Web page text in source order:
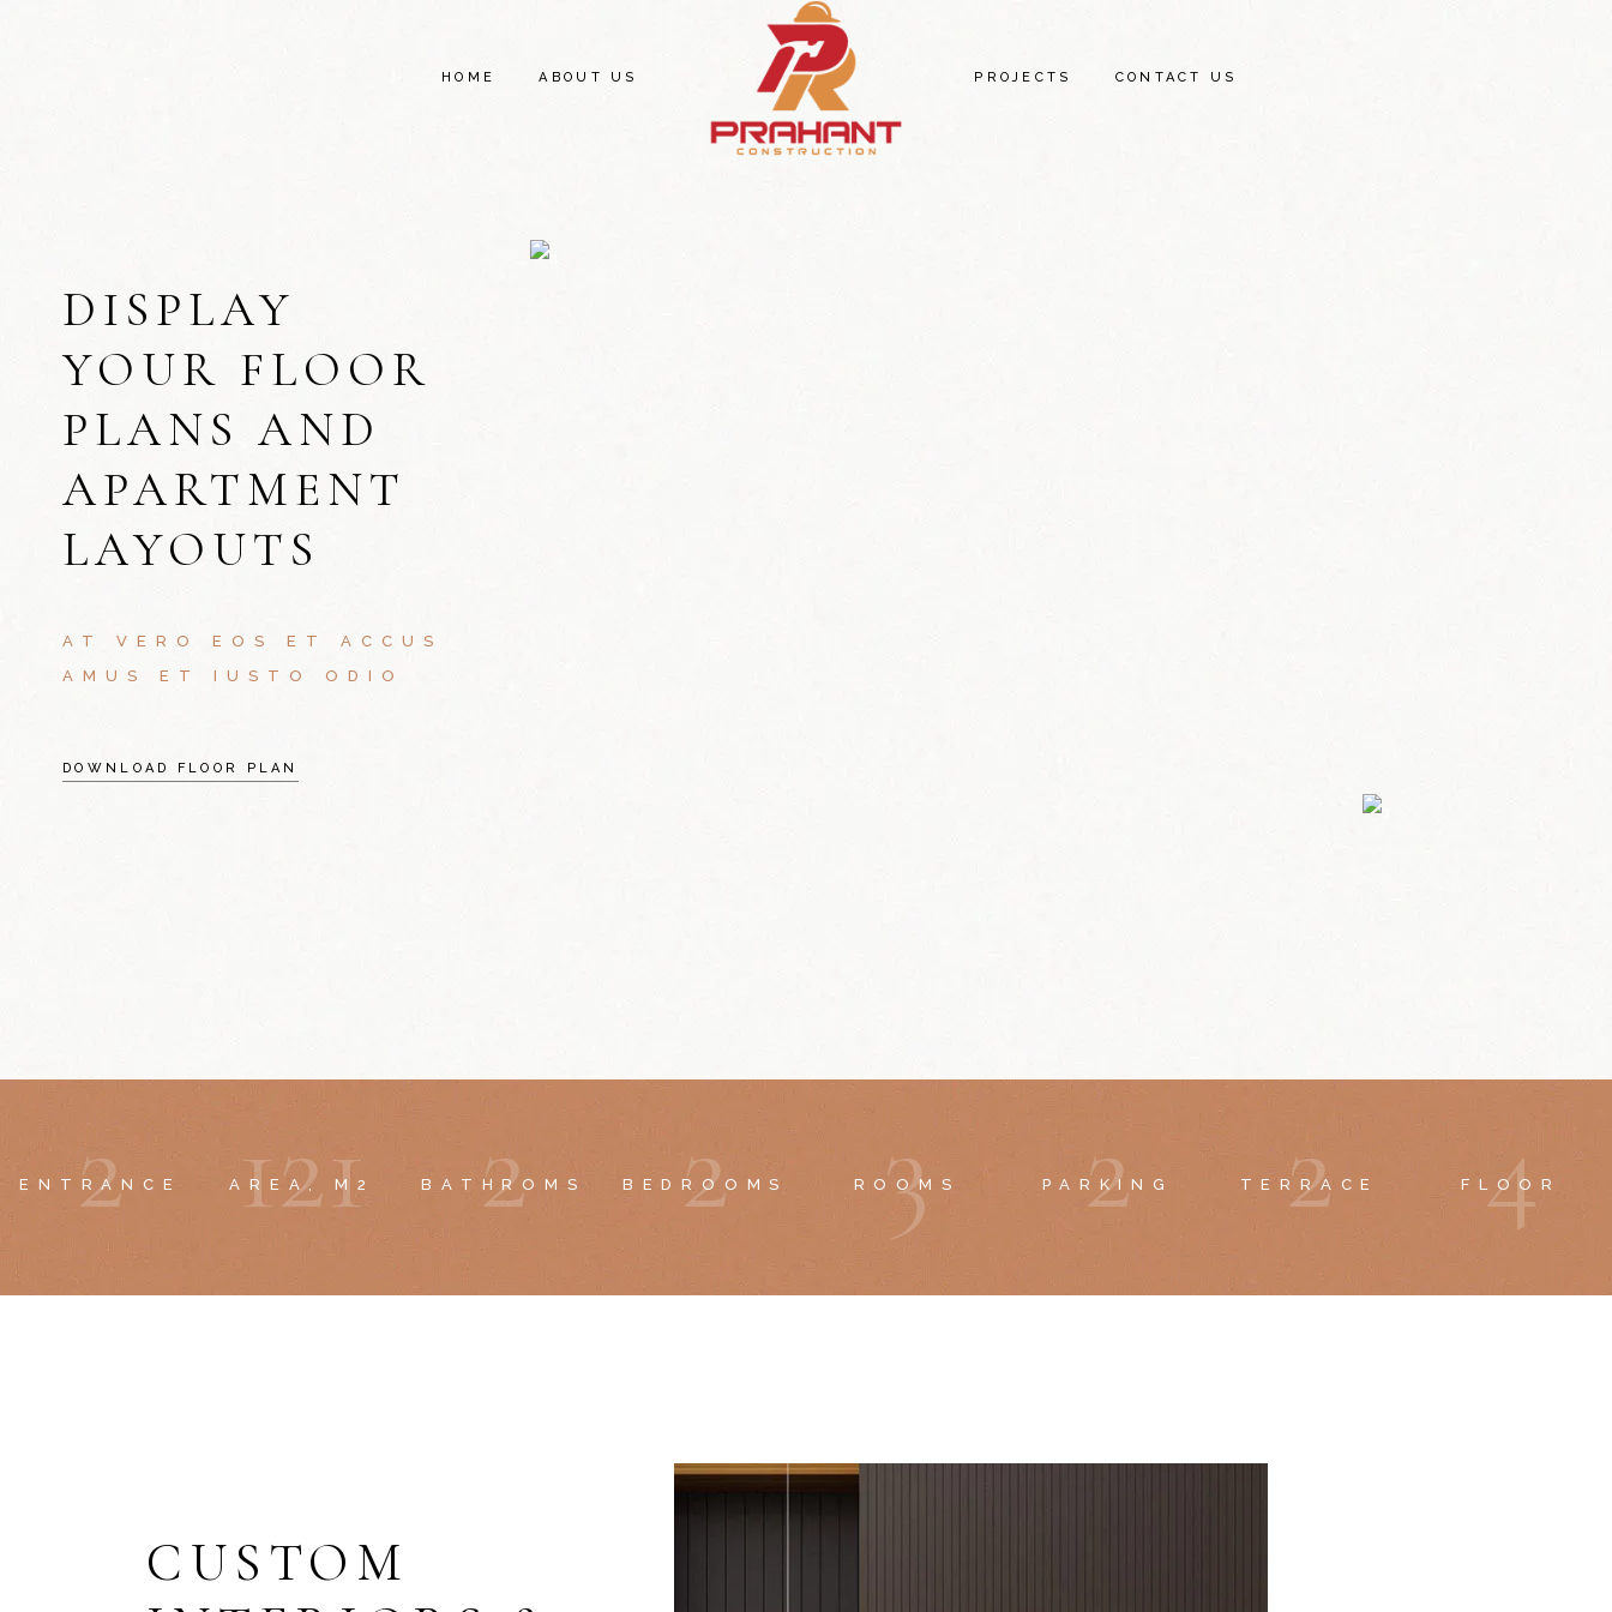
HOME ABOUT US PROJECTS CONTACT US
DISPLAY
YOUR FLOOR
PLANS AND
APARTMENT
LAYOUTS
AT VERO EOS ET ACCUS
AMUS ET IUSTO ODIO
DOWNLOAD FLOOR PLAN
2
ENTRANCE 121
AREA, M2 2
BATHROMS 2
BEDROOMS 3
ROOMS 2
PARKING 2
TERRACE 4
FLOOR
CUSTOM